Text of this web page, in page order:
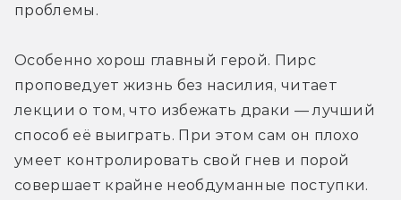
проблемы.
Особенно хорош главный герой. Пирс
проповедует жизнь без насилия, читает
лекции о том, что избежать драки — лучший
способ её выиграть. При этом сам он плохо
умеет контролировать свой гнев и порой
совершает крайне необдуманные поступки.